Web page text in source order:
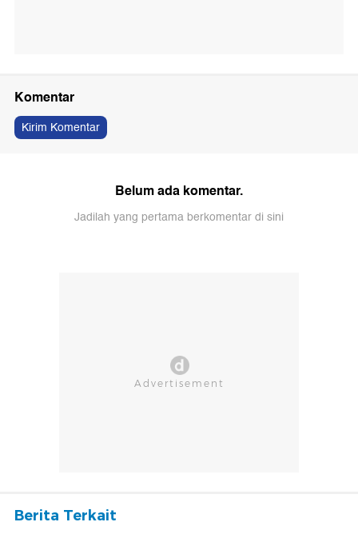
Komentar
Kirim Komentar
Belum ada komentar.
Jadilah yang pertama berkomentar di sini
Berita Terkait